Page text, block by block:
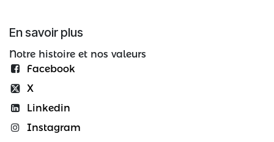
En savoir plus
Notre histoire et nos valeurs
Facebook
X
Linkedin
Instagram